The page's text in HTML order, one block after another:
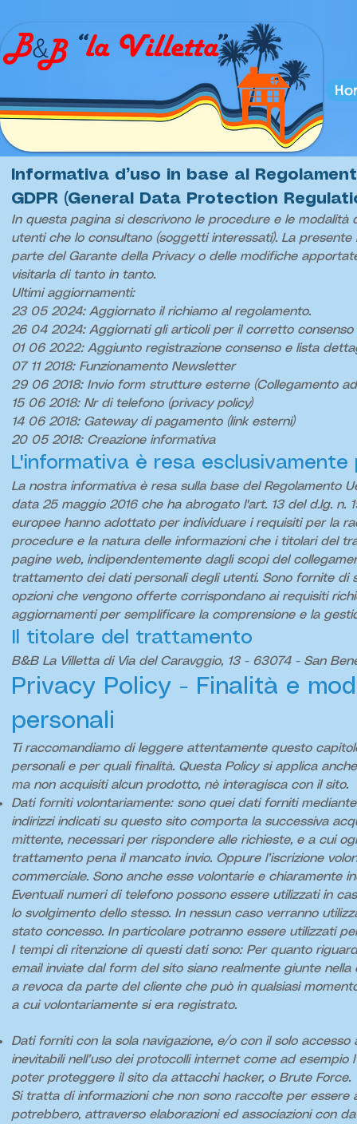
Informativa d’uso in base al
GDPR (General Data Protection
In questa pagina si descrivono le procedure e le
utenti che lo consultano (soggetti interessati). La
parte del Garante della Privacy o delle modifiche
visitarla di tanto in tanto.
Ultimi aggiornamenti:
23 05 2024: Aggiornato il richiamo al regolamento.
26 04 2024: Aggiornati gli articoli per il corretto
01 06 2022: Aggiunto registrazione consenso e lista
07 11 2018: Funzionamento Newsletter
29 06 2018: Invio form strutture esterne (Collegamento
15 06 2018: Nr di telefono (privacy policy)
14 06 2018: Gateway di pagamento (link esterni)
20 05 2018: Creazione informativa
L'informativa è resa
La nostra informativa è resa sulla base del Regolamento
data 25 maggio 2016 che ha abrogato l'art. 13 del d.lg.
europee hanno adottato per individuare i requisiti per la
procedure e la natura delle informazioni che i titolari del
pagine web, indipendentemente dagli scopi del
trattamento dei dati personali degli utenti. Sono fornite di
opzioni che vengono offerte corrispondano ai requisiti
aggiornamenti per semplificare la comprensione e la
Il titolare del trattamento
B&B La Villetta di Via del Caravggio, 13 - 63074 - San
Privacy Policy - Finalità e
personali
Ti raccomandiamo di leggere attentamente questo
personali e per quali finalità. Questa Policy si applica
ma non acquisiti alcun prodotto, nè interagisca con il sito.
Dati forniti volontariamente: sono quei dati forniti
indirizzi indicati su questo sito comporta la successiva
mittente, necessari per rispondere alle richieste, e a cui
trattamento pena il mancato invio. Oppure l’iscrizione
commerciale. Sono anche esse volontarie e chiaramente
Eventuali numeri di telefono possono essere utilizzati in
lo svolgimento dello stesso. In nessun caso verranno
stato concesso. In particolare potranno essere utilizzati
I tempi di ritenzione di questi dati sono: Per quanto
email inviate dal form del sito siano realmente giunte
a revoca da parte del cliente che può in qualsiasi
a cui volontariamente si era registrato.
Dati forniti con la sola navigazione, e/o con il solo
inevitabili nell’uso dei protocolli internet come ad esempio
poter proteggere il sito da attacchi hacker, o Brute Force.
Si tratta di informazioni che non sono raccolte per
potrebbero, attraverso elaborazioni ed associazioni con